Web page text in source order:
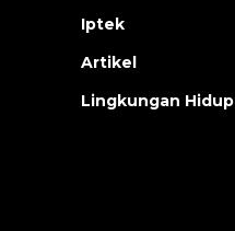
Iptek
Artikel
Lingkungan Hidup